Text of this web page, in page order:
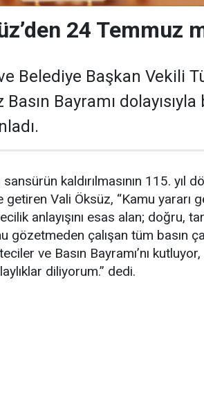
24 Temmuz
Belediye Başkan Vekili
Bayramı
sansürün kaldırılmasının 115. yıl
getiren Vali Öksüz, “Kamu yararı
anlayışını esas alan; doğru,
gözetmeden çalışan tüm basın
ve Basın Bayramı’nı kutluyor,
diliyorum.” dedi.